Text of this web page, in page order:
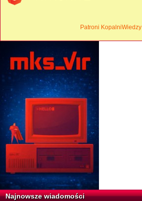
Patroni KopalniWiedzy
Najnowsze wiadomości